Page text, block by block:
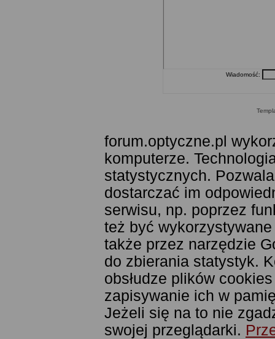
Wiadomość:
forum.optyczne.pl
komputerze.
statystycznych.
dostarczać im
serwisu, np. poprzez
też być
także przez narzędzie
do zbierania statystyk.
obsłudze plików
zapisywanie ich w
Jeżeli się na to nie
swojej przeglądarki.